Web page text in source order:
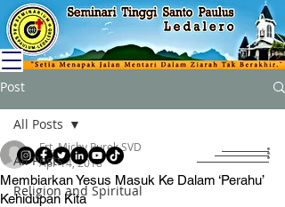
Post
All Posts
Religion and Spiritual
All Posts
Membiarkan Yesus Masuk Ke Dalam ‘Perahu’
Kehidupan Kita
Frt. Michy Purek SVD
Apr 14, 2018